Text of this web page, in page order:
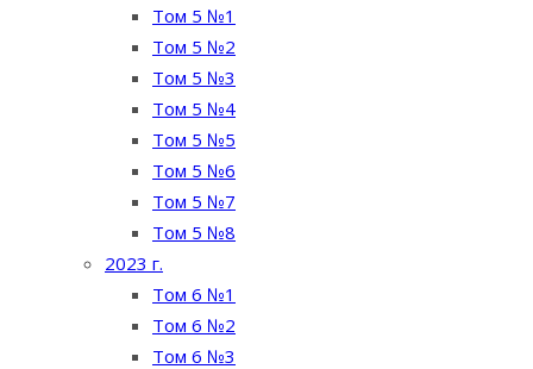
Том 5 №1
Том 5 №2
Том 5 №3
Том 5 №4
Том 5 №5
Том 5 №6
Том 5 №7
Том 5 №8
2023 г.
Том 6 №1
Том 6 №2
Том 6 №3